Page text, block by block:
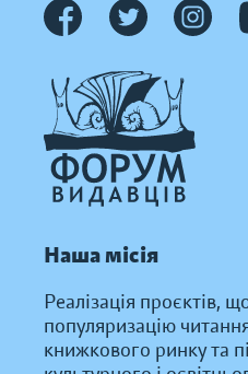
Наша місія
Реалізація проєктів,
популяризацію
книжкового ринку та